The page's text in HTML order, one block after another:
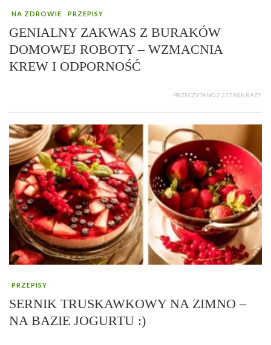
NA ZDROWIE PRZEPISY
GENIALNY ZAKWAS Z BURAKÓW
DOMOWEJ ROBOTY – WZMACNIA
KREW I ODPORNOŚĆ
PRZECZYTANO 2 237 808 RAZY
PRZEPISY
SERNIK TRUSKAWKOWY NA ZIMNO –
NA BAZIE JOGURTU :)